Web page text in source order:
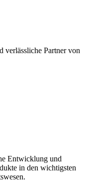
verlässliche Partner von
Entwicklung und
in den wichtigsten